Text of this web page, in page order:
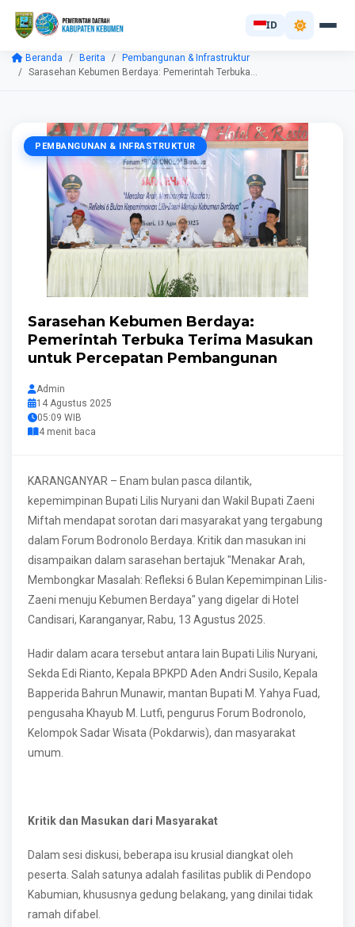
ID
Beranda Berita
Pembangunan & Infrastruktur
Sarasehan Kebumen Berdaya: Pemerintah Terbuka...
PEMBANGUNAN & INFRASTRUKTUR
Sarasehan Kebumen Berdaya:
Pemerintah Terbuka Terima Masukan
untuk Percepatan Pembangunan
Admin
14 Agustus 2025
05:09 WIB
4 menit baca
KARANGANYAR – Enam bulan pasca dilantik,
kepemimpinan Bupati Lilis Nuryani dan Wakil Bupati Zaeni
Miftah mendapat sorotan dari masyarakat yang tergabung
dalam Forum Bodronolo Berdaya. Kritik dan masukan ini
disampaikan dalam sarasehan bertajuk "Menakar Arah,
Membongkar Masalah: Refleksi 6 Bulan Kepemimpinan Lilis-
Zaeni menuju Kebumen Berdaya" yang digelar di Hotel
Candisari, Karanganyar, Rabu, 13 Agustus 2025.
Hadir dalam acara tersebut antara lain Bupati Lilis Nuryani,
Sekda Edi Rianto, Kepala BPKPD Aden Andri Susilo, Kepala
Bapperida Bahrun Munawir, mantan Bupati M. Yahya Fuad,
pengusaha Khayub M. Lutfi, pengurus Forum Bodronolo,
Kelompok Sadar Wisata (Pokdarwis), dan masyarakat
umum.
Kritik dan Masukan dari Masyarakat
Dalam sesi diskusi, beberapa isu krusial diangkat oleh
peserta. Salah satunya adalah fasilitas publik di Pendopo
Kabumian, khususnya gedung belakang, yang dinilai tidak
ramah difabel.